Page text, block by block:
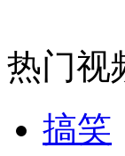
热门视
搞笑